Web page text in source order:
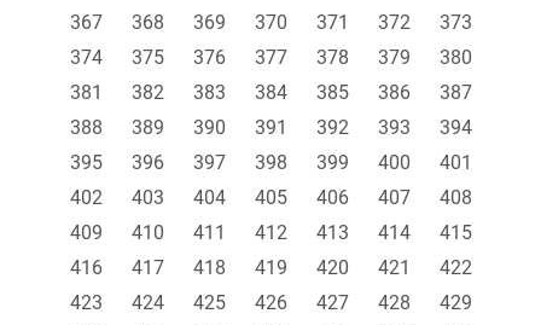
367
368 369 370 371 372
373
374
375 376 377 378 379
380
381
382 383 384 385 386
387
388
389 390 391 392 393
394
395
396 397 398 399 400
401
402
403 404 405 406 407
408
409
410 411 412 413 414
415
416
417 418 419 420 421
422
423
424 425 426 427 428
429